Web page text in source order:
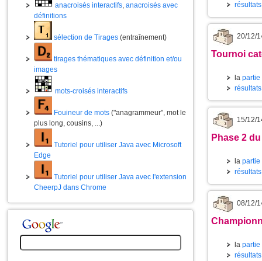
anacroisés interactifs, anacroisés avec
définitions
sélection de Tirages (entraînement)
tirages thématiques avec définition et/ou
images
mots-croisés interactifs
Fouineur de mots ("anagrammeur", mot le
plus long, cousins, ...)
Tutoriel pour utiliser Java avec Microsoft
Edge
Tutoriel pour utiliser Java avec l'extension
CheerpJ dans Chrome
20/12/
Tournoi
la partie
15/12/
Phase 2
la partie
08/12/
la partie